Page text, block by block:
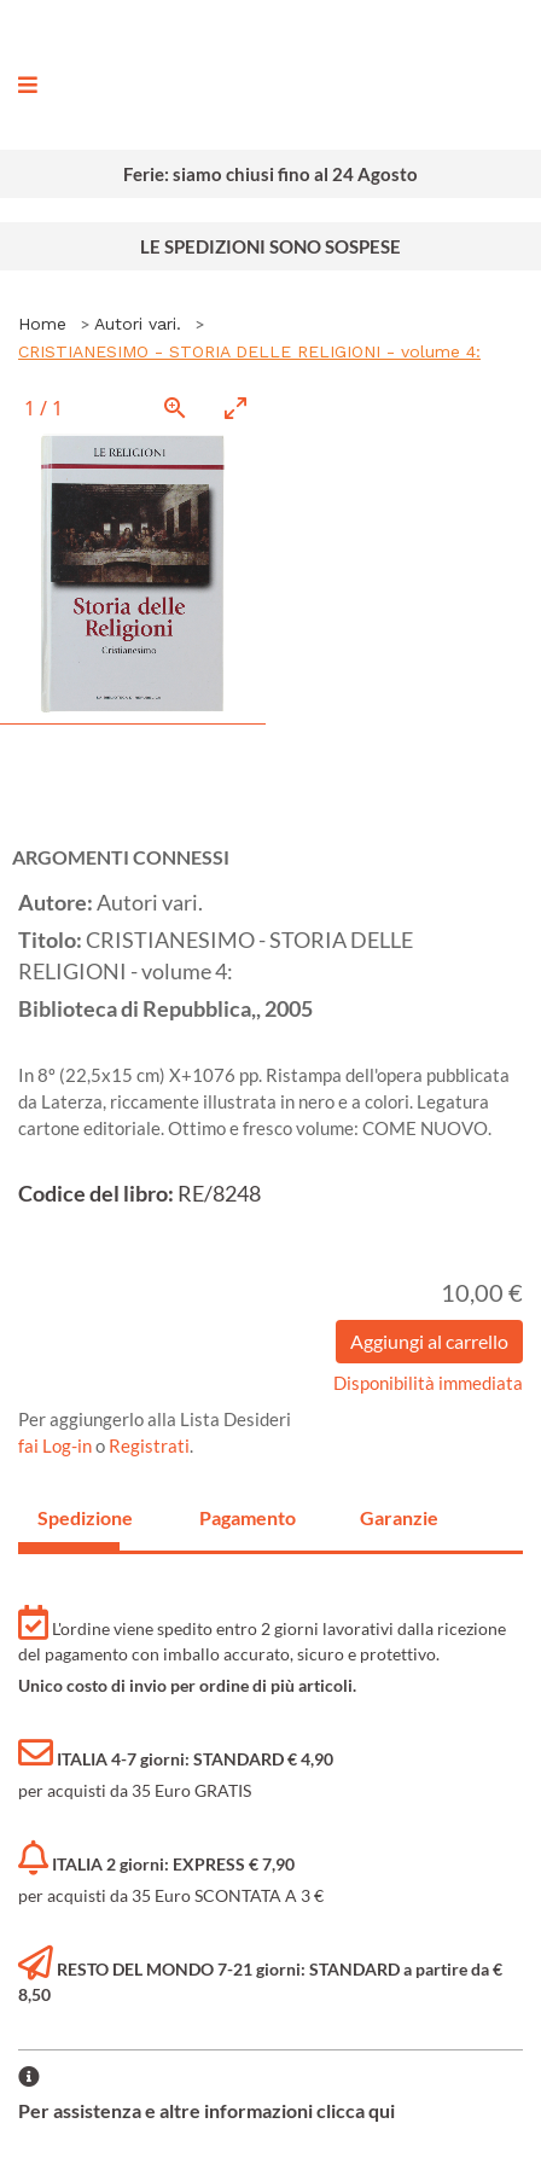
Ferie: siamo chiusi fino al 24 Agosto
LE SPEDIZIONI SONO SOSPESE
Home
Autori vari.
CRISTIANESIMO - STORIA DELLE RELIGIONI - volume 4:
1 / 1
ARGOMENTI CONNESSI
Autore:Autori vari.
Titolo:CRISTIANESIMO - STORIA DELLE
RELIGIONI - volume 4:
Biblioteca di Repubblica,,2005
In 8º (22,5x15 cm) X+1076 pp. Ristampa dell'opera pubblicata
da Laterza, riccamente illustrata in nero e a colori. Legatura
cartone editoriale. Ottimo e fresco volume: COME NUOVO.
Codice del libro: RE/8248
10,00 €
Disponibilità immediata
Per aggiungerlo alla Lista Desideri
fai Log-ino Registrati.
Spedizione Pagamento Garanzie
L'ordine viene spedito entro 2 giorni lavorativi dalla ricezione
del pagamento con imballo accurato, sicuro e protettivo.
Unico costo di invio per ordine di più articoli.
ITALIA 4-7 giorni: STANDARD € 4,90
per acquisti da 35 Euro GRATIS
ITALIA 2 giorni: EXPRESS € 7,90
per acquisti da 35 Euro SCONTATA A 3 €
RESTO DEL MONDO 7-21 giorni: STANDARD a partire da €
8,50
Per assistenza e altre informazioni clicca qui